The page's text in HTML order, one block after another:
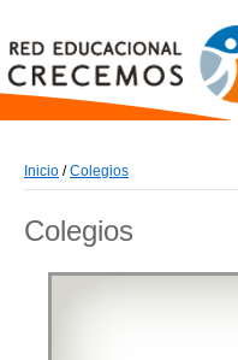
Inicio /Colegios
Colegios